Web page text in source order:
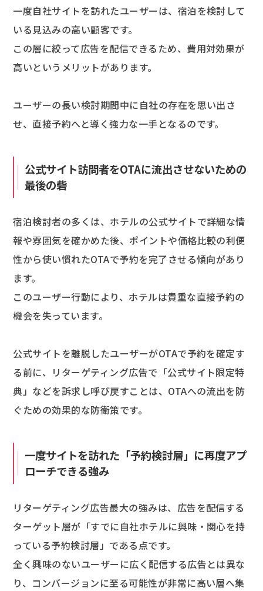
一度自社サイトを訪れたユーザーは、宿泊を検討して
いる見込みの高い顧客です。
この層に絞って広告を配信できるため、費用対効果が
高いというメリットがあります。
ユーザーの長い検討期間中に自社の存在を思い出さ
せ、直接予約へと導く強力な一手となるのです。
公式サイト訪問者をOTAに流出させないための
最後の砦
宿泊検討者の多くは、ホテルの公式サイトで詳細な情
報や雰囲気を確かめた後、ポイントや価格比較の利便
性から使い慣れたOTAで予約を完了させる傾向があり
ます。
このユーザー行動により、ホテルは貴重な直接予約の
機会を失っています。
公式サイトを離脱したユーザーがOTAで予約を確定す
る前に、リターゲティング広告で「公式サイト限定特
典」などを訴求し呼び戻すことは、OTAへの流出を防
ぐための効果的な防衛策です。
一度サイトを訪れた「予約検討層」に再度アプ
ローチできる強み
リターゲティング広告最大の強みは、広告を配信する
ターゲット層が「すでに自社ホテルに興味・関心を持
っている予約検討層」である点です。
全く興味のないユーザーに広く配信する広告とは異な
り、コンバージョンに至る可能性が非常に高い層へ集